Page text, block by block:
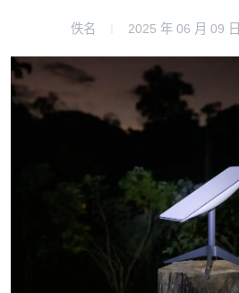
佚名 2025 年 06 月 09 日